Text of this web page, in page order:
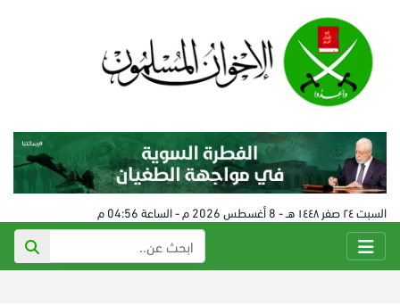
السبت ٢٤ صفر ١٤٤٨ هـ - 8 أغسطس 2026 م - الساعة 04:56 م